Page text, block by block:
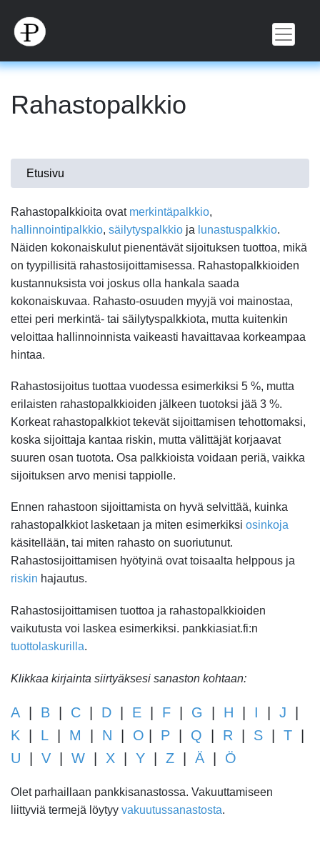
pääsisältöön
Rahastopalkkio
Olet
täällä
Etusivu
Rahastopalkkioita ovat merkintäpalkkio,
hallinnointipalkkio, säilytyspalkkio ja lunastuspalkkio.
Näiden kokonaiskulut pienentävät sijoituksen tuottoa, mikä
on tyypillisitä rahastosijoittamisessa. Rahastopalkkioiden
kustannuksista voi joskus olla hankala saada
kokonaiskuvaa. Rahasto-osuuden myyjä voi mainostaa,
ettei peri merkintä- tai säilytyspalkkiota, mutta kuitenkin
veloittaa hallinnoinnista vaikeasti havaittavaa korkeampaa
hintaa.
Rahastosijoitus tuottaa vuodessa esimerkiksi 5 %, mutta
erilaisten rahastopalkkioiden jälkeen tuotoksi jää 3 %.
Korkeat rahastopalkkiot tekevät sijoittamisen tehottomaksi,
koska sijoittaja kantaa riskin, mutta välittäjät korjaavat
suuren osan tuotota. Osa palkkioista voidaan periä, vaikka
sijoituksen arvo menisi tappiolle.
Ennen rahastoon sijoittamista on hyvä selvittää, kuinka
rahastopalkkiot lasketaan ja miten esimerkiksi osinkoja
käsitellään, tai miten rahasto on suoriutunut.
Rahastosijoittamisen hyötyinä ovat toisaalta helppous ja
riskin hajautus.
Rahastosijoittamisen tuottoa ja rahastopalkkioiden
vaikutusta voi laskea esimerkiksi. pankkiasiat.fi:n
tuottolaskurilla.
Klikkaa kirjainta siirtyäksesi sanaston kohtaan:
A B C D E F G H I J
K
L M N O P Q R S T
U
V W X Y Z Ä Ö
Olet parhaillaan pankkisanastossa. Vakuuttamiseen
liittyviä termejä löytyy vakuutussanastosta.